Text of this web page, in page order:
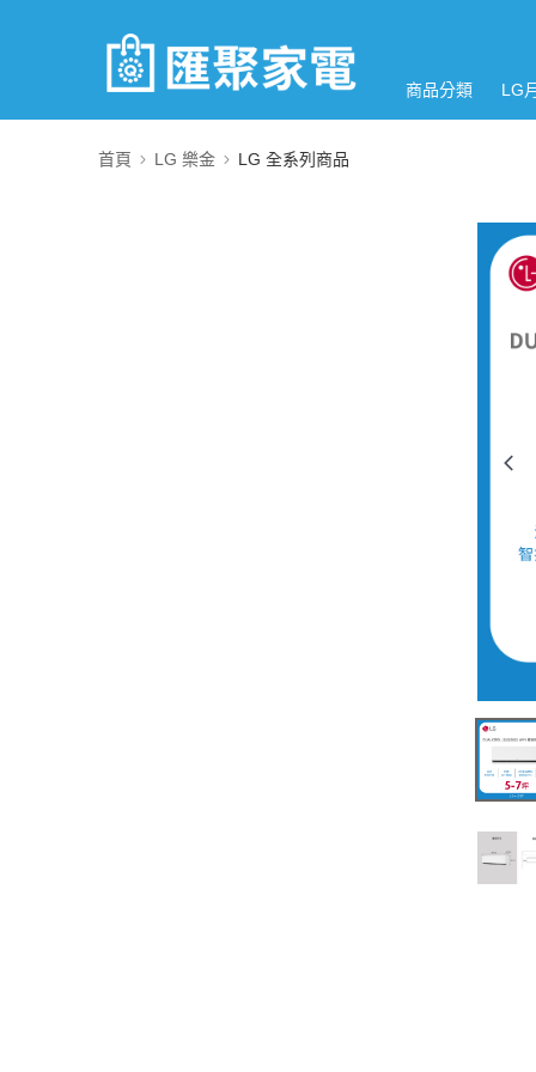
商品分類 LG
首頁 LG 樂金 LG 全系列商品